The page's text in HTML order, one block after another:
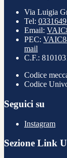
Via Luigia
Tel:
Email:
PEC:
mail
C.F.:
Codice
Codice
Seguici su
Instagram
Sezione Link